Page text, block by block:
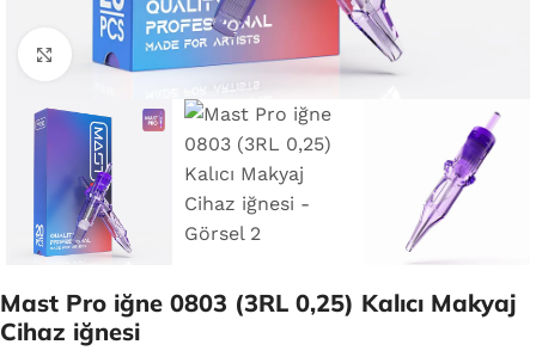
Click to enlarge
Mast Pro iğne 0803 (3RL 0,25) Kalıcı Makyaj
Cihaz iğnesi